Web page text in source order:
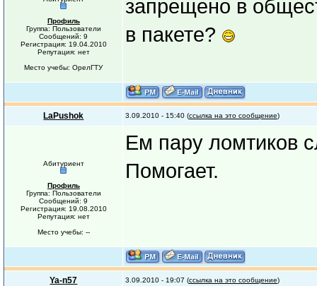
Профиль
Группа: Пользователи
Сообщений: 9
Регистрация: 19.04.2010
Репутация: нет
Место учебы: ОрелГТУ
запрещено в
в пакете?
LaPushok 3.09.2010 - 15:40 (ссылка на это сообщение)
Абитуриент
Профиль
Группа: Пользователи
Сообщений: 9
Регистрация: 19.08.2010
Репутация: нет
Место учебы: --
Ем пару ломтиков
Помогает.
Ya-n57 3.09.2010 - 19:07 (ссылка на это сообщение)